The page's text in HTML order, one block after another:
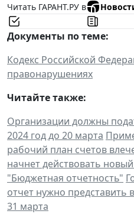
Читать ГАРАНТ.РУ в
Документы по теме:
Кодекс Российской
правонарушениях
Читайте также:
Организации должны
2024 год до 20 марта
рабочий план счетов
начнет действовать
"Бюджетная отчетность"
отчет нужно представить
31 марта